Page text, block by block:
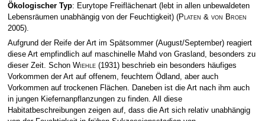
Ökologischer Typ: Eurytope Freiflächenart (lebt in allen unbewaldeten
Lebensräumen unabhängig von der Feuchtigkeit) (Platen & von Broen
2005).
Aufgrund der Reife der Art im Spätsommer (August/September) reagiert
diese Art empfindlich auf maschinelle Mahd von Grasland, besonders zu
dieser Zeit. Schon Wiehle(1931) beschrieb ein besonders häufiges
Vorkommen der Art auf offenem, feuchtem Ödland, aber auch
Vorkommen auf trockenen Flächen. Daneben ist die Art nach ihm auch
in jungen Kiefernanpflanzungen zu finden. All diese
Habitatbeschreibungen zeigen auf, dass die Art sich relativ unabhängig